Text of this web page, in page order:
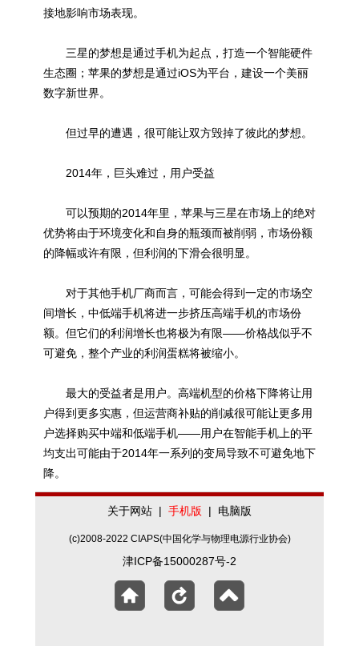
接地影响市场表现。
三星的梦想是通过手机为起点，打造一个智能硬件
生态圈；苹果的梦想是通过iOS为平台，建设一个美丽
数字新世界。
但过早的遭遇，很可能让双方毁掉了彼此的梦想。
2014年，巨头难过，用户受益
可以预期的2014年里，苹果与三星在市场上的绝对
优势将由于环境变化和自身的瓶颈而被削弱，市场份额
的降幅或许有限，但利润的下滑会很明显。
对于其他手机厂商而言，可能会得到一定的市场空
间增长，中低端手机将进一步挤压高端手机的市场份
额。但它们的利润增长也将极为有限——价格战似乎不
可避免，整个产业的利润蛋糕将被缩小。
最大的受益者是用户。高端机型的价格下降将让用
户得到更多实惠，但运营商补贴的削减很可能让更多用
户选择购买中端和低端手机——用户在智能手机上的平
均支出可能由于2014年一系列的变局导致不可避免地下
降。
关于网站 | 手机版 | 电脑版
(c)2008-2022 CIAPS(中国化学与物理电源行业协会)
津ICP备15000287号-2